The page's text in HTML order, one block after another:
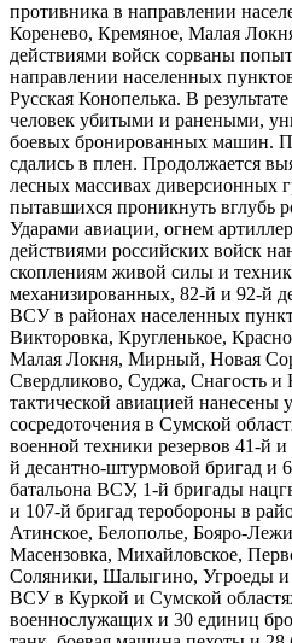
противника в направлении
Коренево, Кремяное, Малая
действиями войск сорваны
направлении населенных
Русская Конопелька. В
человек убитыми и ранеными,
боевых бронированных машин.
сдались в плен. Продолжается
лесных массивах диверсионных
пытавшихся проникнуть вглубь
Ударами авиации, огнем
действиями российских войск
скоплениям живой силы и
механизированных, 82-й и 92-й
ВСУ в районах населенных
Викторовка, Кругленькое,
Малая Локня, Мирный, Новая
Свердликово, Суджа, Снагость
тактической авиацией нанесены
сосредоточения в Сумской
военной техники резервов 41-й
й десантно-​штурмовой бригад и
батальона ВСУ, 1-й бригады
и 107-й бригад теробороны в
Атинское, Белополье, Бояро-​
Масензовка, Михайловское,
Соляники, Шалыгино, Угроеды и
ВСУ в Куркой и Сумской
военнослужащих и 30 единиц